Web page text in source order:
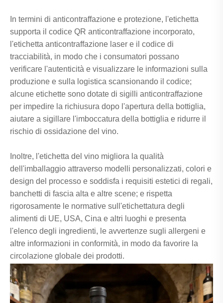
In termini di anticontraffazione e protezione, l'etichetta
supporta il codice QR anticontraffazione incorporato,
l'etichetta anticontraffazione laser e il codice di
tracciabilità, in modo che i consumatori possano
verificare l'autenticità e visualizzare le informazioni sulla
produzione e sulla logistica scansionando il codice;
alcune etichette sono dotate di sigilli anticontraffazione
per impedire la richiusura dopo l'apertura della bottiglia,
aiutare a sigillare l'imboccatura della bottiglia e ridurre il
rischio di ossidazione del vino.
Inoltre, l'etichetta del vino migliora la qualità
dell'imballaggio attraverso modelli personalizzati, colori e
design del processo e soddisfa i requisiti estetici di regali,
banchetti di fascia alta e altre scene; e rispetta
rigorosamente le normative sull'etichettatura degli
alimenti di UE, USA, Cina e altri luoghi e presenta
l'elenco degli ingredienti, le avvertenze sugli allergeni e
altre informazioni in conformità, in modo da favorire la
circolazione globale dei prodotti.